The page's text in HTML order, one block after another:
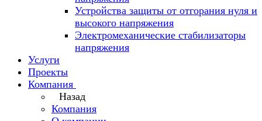
Устройства защиты от отгорания нуля и
высокого напряжения
Электромеханические стабилизаторы
напряжения
Услуги
Проекты
Компания
Назад
Компания